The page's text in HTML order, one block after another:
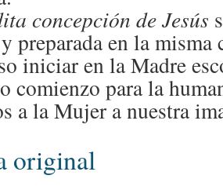
concepción de Jesús
preparada en la
iniciar en la Madre
comienzo para la
a la Mujer a nuestra
original